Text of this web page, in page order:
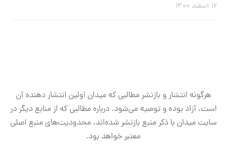
۱۶ اسفند ۱۴۰۰
هرگونه انتشار و بازنشر مطالبی که میدان اولین انتشار دهنده آن
است، آزاد بوده و توصیه می‌شود. درباره مطالبی که از منابع دیگر در
سایت میدان با ذکر منبع بازنشر شده‌اند، محدودیت‌های منبع اصلی
معتبر خواهد بود.